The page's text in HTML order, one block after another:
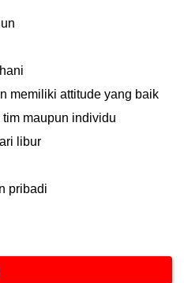
memiliki attitude yang baik
maupun individu
libur
pribadi